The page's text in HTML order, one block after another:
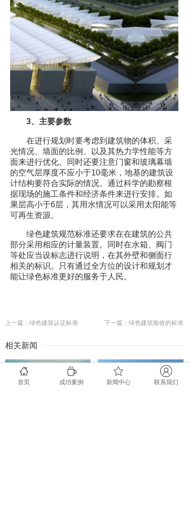
3、主要参数
在进行规划时要考虑到建筑物的体积、采
光情况、墙面的比例、以及其热力学性能等方
面来进行优化。同时还要注意门窗和玻璃幕墙
的空气层厚度不应小于10毫米，地基的建筑设
计结构要符合实际的情况。通过科学的勘察根
据现场的施工条件和经济条件来进行安排。如
果层高小于6层，其用水情况可以采用太阳能等
可再生资源。
绿色建筑规范标准还要求在在建筑的公共
部分采用相应的计量装置。同时在水箱、阀门
等处应当设标志进行说明，在其外壁和侧面行
相关的标识。只有通过全方位的设计和规划才
能让绿色标准更好的服务于人民。
上一篇：绿色建筑认证标准 下一篇：绿色建筑验收的标准
相关新闻
首页 成功案例 新闻中心 联系我们